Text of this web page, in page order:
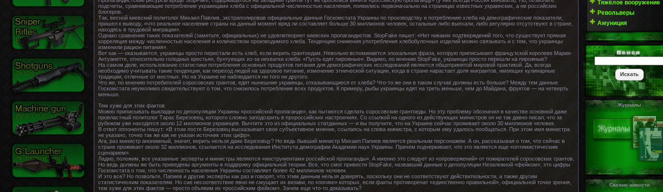
подсчеты, сравнивающие потребление украинцами хлеба с официальной численностью населения, появились первоначально на страницах известных украинских, а не российских
блогеров.
Так, весной киевский политолог Михаил Павлив, экстраполировав официальные данные Госкомстата Украины по производству и потреблению хлеба на демографические показатели,
пришел к выводу, «что реальное население страны на данный момент вряд ли составляет больше 30 миллионов человек, остальные либо выехали, либо регулярно отсутствуют в стране,
находясь в трудовой миграции».
Однако сравнение таких показателей (заметьте, официальных) не удовлетворяет киевских пропагандистов. StopFake пишет: «Нет никаких подтверждений того, что существует прямая
корреляция между численностью населения и количеством производимого хлеба. Тенденцию снижения употребления хлебобулочных изделий можно связывать и с тем, что украинцы
изменили рацион питания».
Вот как — оказывается, украинцы просто перестали есть хлеб, если верить грантоедам. Невольно вспоминается эпохальная фраза, которую приписывают французской королеве Марии-
Антуанетте, относительно голодных крестьян, бунтующих из-за нехватки хлеба: «Пусть едят пирожные». Видимо, по мнению StopFake, украинцы просто перешли на пирожные?
На самом деле, использование статистики потребления основных продуктов питания для демографических исследований является общепринятой мировой практикой. Да, всегда
необходимо учитывать такие тенденции, как переход людей на здоровое питание, изменение этнической ситуации, когда в стране нарастает доля мигрантов, имеющих кулинарные
традиции, отличные от местных. Но на Украине не наблюдается ни того ни другого.
Что же, по мнению потребителей соросовских грантов, едят нынешние украинцы, отказывающиеся от хлеба? Что-то же они в таком случае должны есть больше? Между тем данные
Госкомстата неумолимо свидетельствуют о том, что снизилось потребление всех продуктов. К примеру, рыбы украинцы едят на треть меньше, чем до Майдана, фруктов — на четверть
меньше.
Тем хуже для этих фактов
Можно приписывать выкладки по депопуляции Украины «российской пропаганде», как пытаются сделать соросовские грантоеды. Но эту проблему обозначил в качестве основной даже
провластный политолог Тарас Березовец, которого сложно заподозрить в пророссийских настроениях. Со ссылкой на одного из действующих министров он не так давно писал, что за
рубежом уже находится около 12 миллионов украинцев. Вычтите это из официальных статданных — и вы получите, что на Украине сейчас проживает около 30 миллионов человек.
В ответ оппоненты пишут: «В этом посте Березовец высказывает свое субъективное мнение, ссылаясь на слова министра, с которым ему удалось пообщаться. При этом имя министра
не указано, точно так же как не указан источник этих цифр».
Ага, раз министр анонимный, значит, верить нельзя даже Березовцу? Но ведь бывший министр Михаил Папиев является реальным персонажем. А он, рассказывая о том, что сейчас в
стране проживает около 32 миллионов, ссылается на исследования Института демографии Академии наук Украины. Причем подчеркивает, что это является еще «оптимистическим
сценарием».
Ладно, положим, все указанные эксперты и министры являются «инструментами российской пропаганды». А именно это следует из «опровержений» от пожирателей соросовских грантов.
Но ведь должны же быть приведены аргументы в поддержку официальной теории. Все, что смог привести StopFake, назвавший данные о депопуляции Незалежной «фейком», это цифры
Госкомстата о том, что численность населения Украины составляет более 42 миллионов человек.
И это все? Но позвольте, Папиев и другие эксперты как раз и говорят, что этим данным нельзя доверять, поскольку они не соответствуют действительности, а также другим
статистическим показателям. Но сие несоответствие явно не смущает их визави, по «логике» которых, если факты противоречат «единственно правильной», официальной точке зрения,
тем хуже для этих фактов — просто объявим их «российским фейком». Зачем еще что-то доказывать?
Тяжёлое вооружение
Револьверы
Амуниция
Журналы
Свежие новости